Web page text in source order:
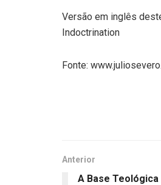
Versão em inglês
Indoctrination
Fonte:
Anterior
A Base